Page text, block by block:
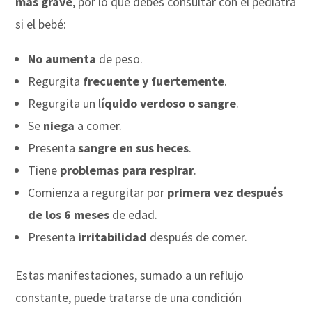
si el bebé:
No aumenta de peso.
Regurgita frecuente y fuertemente.
Regurgita un líquido verdoso o sangre.
Se niega a comer.
Presentasangre en sus heces.
Tiene problemas para respirar.
Comienza a regurgitar por primera vez después
de los 6 meses de edad.
Presenta irritabilidad después de comer.
Estas manifestaciones, sumado a un reflujo
constante, puede tratarse de una condición